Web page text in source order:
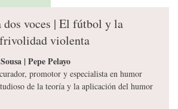
dos voces | El fútbol y la
violenta
| Pepe Pelayo
promotor y especialista en humor
de la teoría y la aplicación del humor